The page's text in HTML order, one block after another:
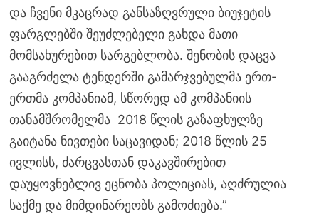
და ჩვენი მკაცრად განსაზღვრული ბიუჯეტის
ფარგლებში შეუძლებელი გახდა მათი
მომსახურებით სარგებლობა. შენობის დაცვა
გააგრძელა ტენდერში გამარჯვებულმა ერთ-
ერთმა კომპანიამ, სწორედ ამ კომპანიის
თანამშრომელმა 2018 წლის გაზაფხულზე
გაიტანა ნივთები საცავიდან; 2018 წლის 25
ივლისს, ძარცვასთან დაკავშირებით
დაუყოვნებლივ ეცნობა პოლიციას, აღძრულია
საქმე და მიმდინარეობს გამოძიება.”